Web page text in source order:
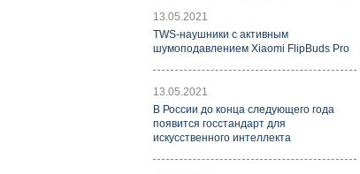
13.05.2021
TWS-наушники с активным
шумоподавлением Xiaomi FlipBuds Pro
13.05.2021
В России до конца следующего года
появится госстандарт для
искусственного интеллекта